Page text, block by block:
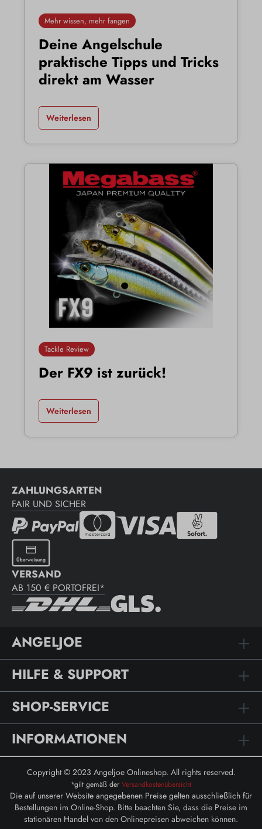
Mehr wissen, mehr fangen
Deine Angelschule
praktische Tipps und Tricks
direkt am Wasser
Weiterlesen
Tackle Review
Der FX9 ist zurück!
Weiterlesen
ZAHLUNGSARTEN
FAIR UND SICHER
VERSAND
AB 150 € PORTOFREI*
ANGELJOE
HILFE & SUPPORT
SHOP-SERVICE
INFORMATIONEN
Copyright © 2023 Angeljoe Onlineshop. All rights reserved.
*gilt gemäß der Versandkostenübersicht
Die auf unserer Website angegebenen Preise gelten ausschließlich für
Bestellungen im Online-Shop. Bitte beachten Sie, dass die Preise im
stationären Handel von den Onlinepreisen abweichen können.